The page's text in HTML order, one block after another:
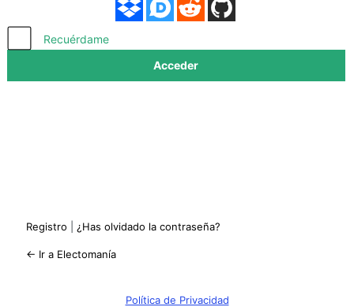
Recuérdame
Registro ¿Has olvidado la contraseña?
← Ir a Electomanía
Política de Privacidad